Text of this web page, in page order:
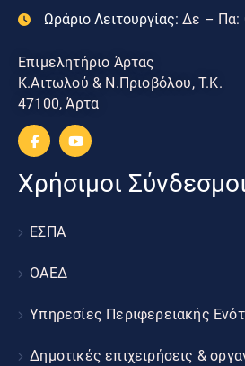
Ωράριο Λειτουργίας: Δε – Πα:
Επιμελητήριο Άρτας
Κ.Αιτωλού & Ν.Πριοβόλου, Τ.Κ.
47100, Άρτα
Χρήσιμοι
ΕΣΠΑ
ΟΑΕΔ
Υπηρεσίες Περιφερειακής
Δημοτικές επιχειρήσεις &